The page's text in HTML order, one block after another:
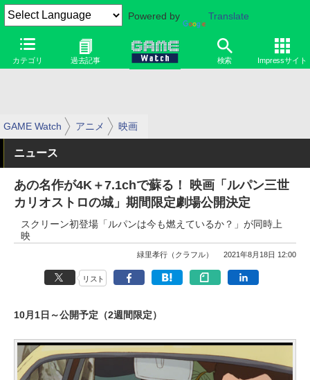
Powered by Translate
カテゴリ 過去記事 検索 Impressサイト
GAME Watch アニメ 映画
ニュース
あの名作が4K＋7.1chで蘇る！ 映画「ルパン三世
カリオストロの城」期間限定劇場公開決定
スクリーン初登場「ルパンは今も燃えているか？」が同時上
映
緑里孝行（クラフル） 2021年8月18日 12:00
リスト
10月1日～公開予定（2週間限定）